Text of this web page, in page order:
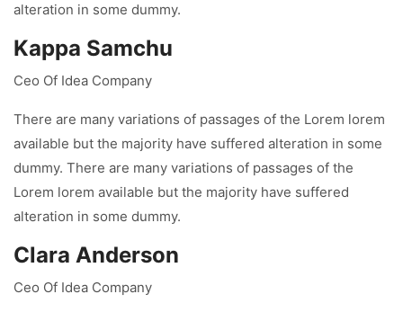
alteration in some dummy.
Kappa Samchu
Ceo Of Idea Company
There are many variations of passages of the Lorem lorem
available but the majority have suffered alteration in some
dummy. There are many variations of passages of the
Lorem lorem available but the majority have suffered
alteration in some dummy.
Clara Anderson
Ceo Of Idea Company